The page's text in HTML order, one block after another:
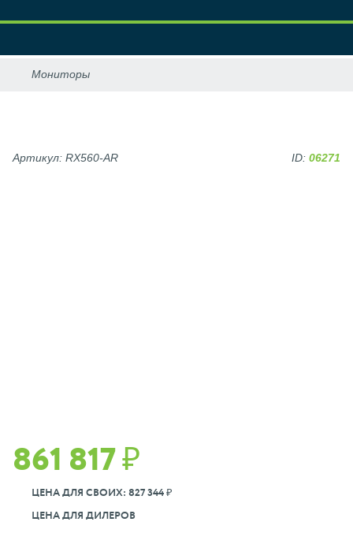
861 817 ₽
ЦЕНА ДЛЯ СВОИХ: 827 344 ₽
ЦЕНА ДЛЯ ДИЛЕРОВ
Артикул: RX560-AR ID: 06271